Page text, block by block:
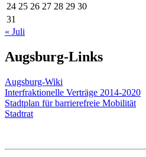
24 25 26 27 28 29 30
31
« Juli
Augsburg-Links
Augsburg-Wiki
Interfraktionelle Verträge 2014-2020
Stadtplan für barrierefreie Mobilität
Stadtrat